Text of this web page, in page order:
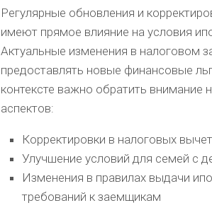
Регулярные обновления и
имеют прямое влияние на условия
Актуальные изменения в налоговом
предоставлять новые финансовые
контексте важно обратить внимание
аспектов:
Корректировки в налоговых
Улучшение условий для семей с
Изменения в правилах выдачи
требований к заемщикам